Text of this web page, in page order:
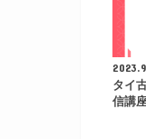
タイ
信講